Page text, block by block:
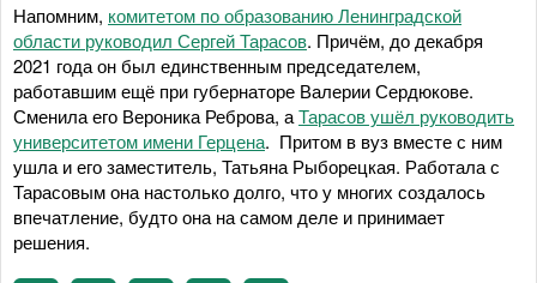
Напомним, комитетом по образованию Ленинградской
области руководил Сергей Тарасов. Причём, до декабря
2021 года он был единственным председателем,
работавшим ещё при губернаторе Валерии Сердюкове.
Сменила его Вероника Реброва, аТарасов ушёл руководить
университетом имени Герцена. Притом в вуз вместе с ним
ушла и его заместитель, Татьяна Рыборецкая. Работала с
Тарасовым она настолько долго, что у многих создалось
впечатление, будто она на самом деле и принимает
решения.